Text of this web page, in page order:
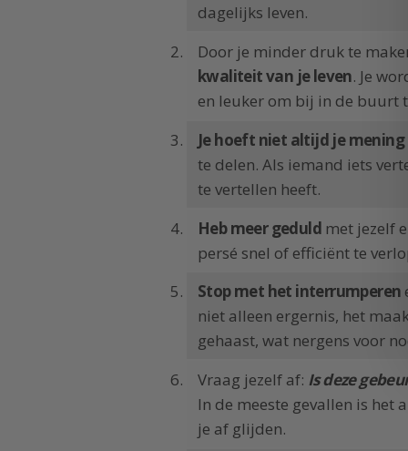
dagelijks leven.
Door je minder druk te
kwaliteit van je leven. Je
en leuker om bij in de buurt
Je hoeft niet altijd je mening
te delen. Als iemand iets
te vertellen heeft.
Heb meer geduld met jezelf
persé snel of efficiënt te
Stop met het interrumperen
niet alleen ergernis, het
gehaast, wat nergens voor
Vraag jezelf af: Is deze
In de meeste gevallen is het
je af glijden.